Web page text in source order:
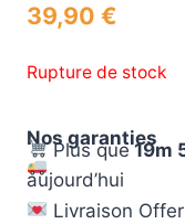
39,90 €
Rupture de stock
Nos garanties
Plus que19m
aujourd’hui
Livraison